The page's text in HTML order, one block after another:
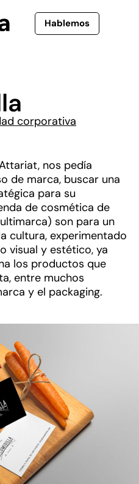
Hablemos
corporativa
nos pedía
de marca, buscar una
para su
de cosmética de
son para un
cultura, experimentado
visual y estético, ya
los productos que
entre muchos
y el packaging.